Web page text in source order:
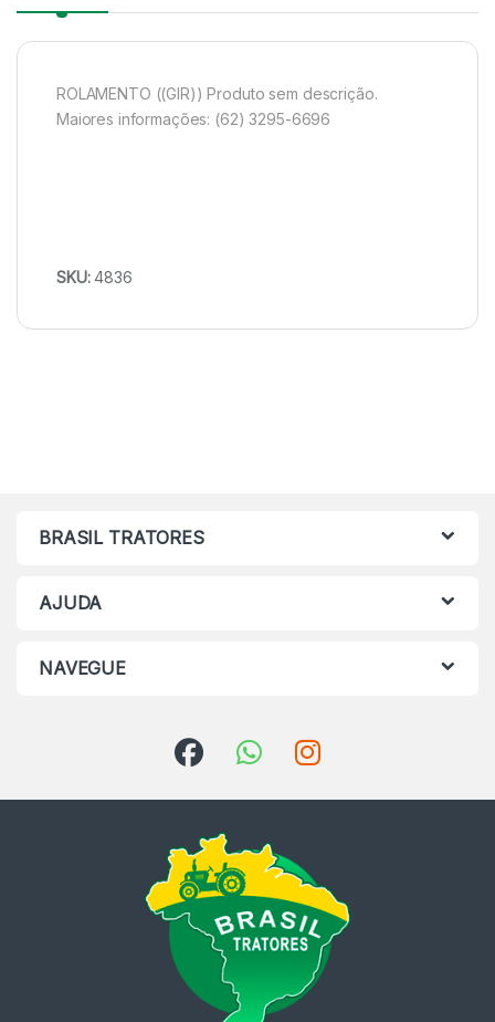
ROLAMENTO ((GIR)) Produto sem descrição.
Maiores informações: (62) 3295-6696
SKU:4836
BRASIL TRATORES
AJUDA
NAVEGUE